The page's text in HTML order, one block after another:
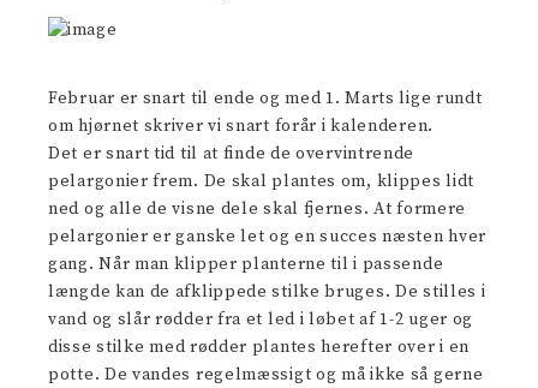
Februar er snart til ende og med 1. Marts lige rundt
om hjørnet skriver vi snart forår i kalenderen.
Det er snart tid til at finde de overvintrende
pelargonier frem. De skal plantes om, klippes lidt
ned og alle de visne dele skal fjernes. At formere
pelargonier er ganske let og en succes næsten hver
gang. Når man klipper planterne til i passende
længde kan de afklippede stilke bruges. De stilles i
vand og slår rødder fra et led i løbet af 1-2 uger og
disse stilke med rødder plantes herefter over i en
potte. De vandes regelmæssigt og må ikke så gerne